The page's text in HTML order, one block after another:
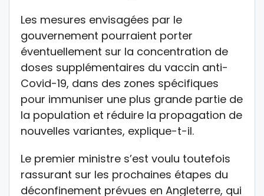
Les mesures envisagées par le
gouvernement pourraient porter
éventuellement sur la concentration de
doses supplémentaires du vaccin anti-
Covid-19, dans des zones spécifiques
pour immuniser une plus grande partie de
la population et réduire la propagation de
nouvelles variantes, explique-t-il.
Le premier ministre s’est voulu toutefois
rassurant sur les prochaines étapes du
déconfinement prévues en Angleterre, qui